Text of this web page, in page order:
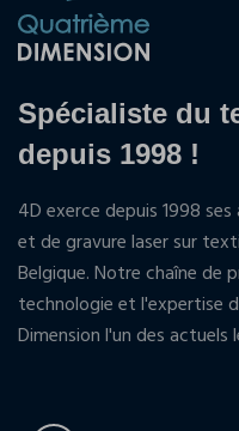
Spécialiste du
depuis 1998 !
4D exerce depuis 1998
et de gravure laser sur
Belgique. Notre chaîne de
technologie et l'expertise
Dimension l'un des actuels